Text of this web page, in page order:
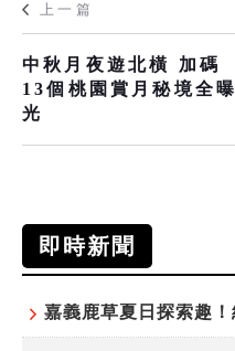
上一篇
中秋月夜遊北橫 加碼
13個桃園賞月秘境全曝
光
即時新聞